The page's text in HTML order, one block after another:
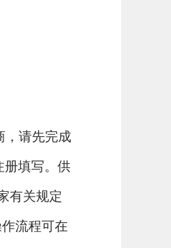
，请先完成
册填写。供
有关规定
流程可在